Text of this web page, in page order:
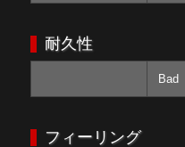
耐久性
Bad
フィーリング